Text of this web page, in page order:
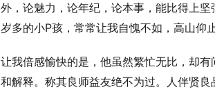
外，论魅力，论年纪，论本事，能比得上
岁多的小P孩，常常让我自愧不如，高山仰止
让我倍感愉快的是，他虽然繁忙无比，却
和解释。称其良师益友绝不为过。人伴贤